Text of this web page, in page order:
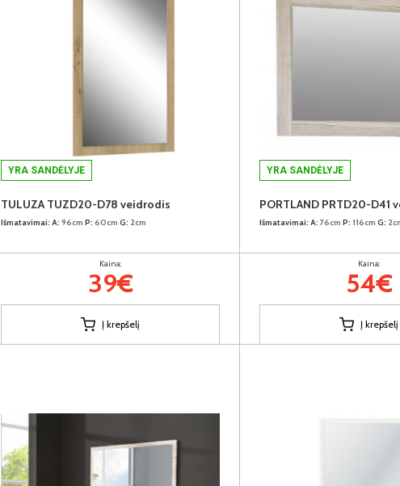
YRA SANDĖLYJE
TULUZA TUZD20-D78 veidrodis
Išmatavimai: A: 96cm P: 60cm G: 2cm
Kaina:
39€
Į krepšelį
YRA SANDĖLYJE
PORTLAND PRTD20-D41
Išmatavimai: A: 76cm P: 116cm G:
Kaina:
54€
Į krepšelį